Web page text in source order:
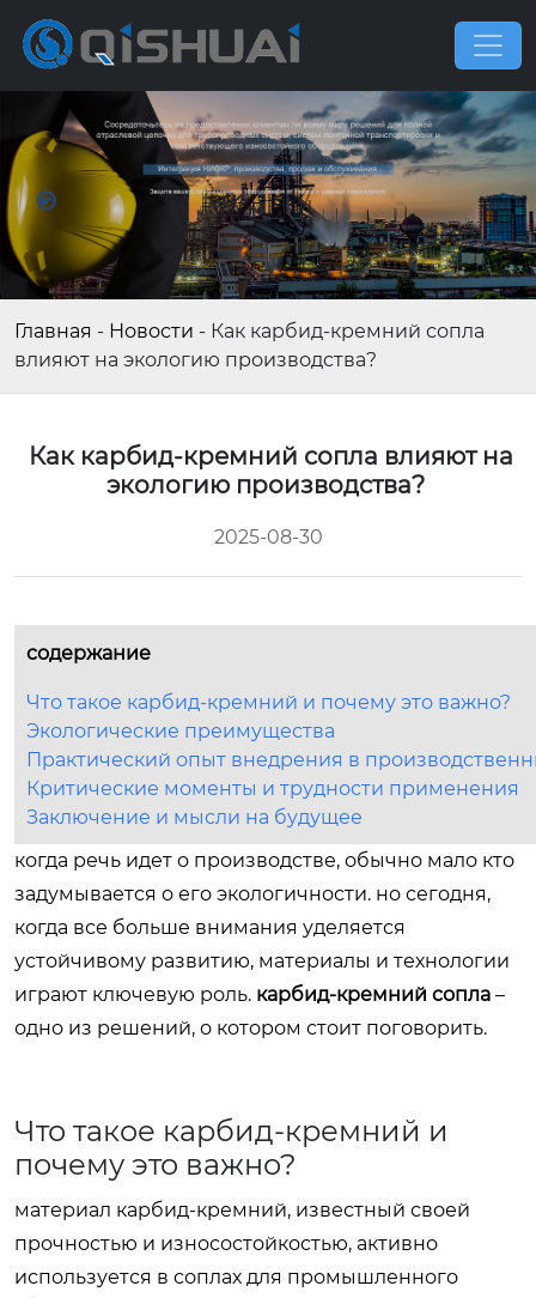
Главная - Новости - Как карбид-кремний сопла
влияют на экологию производства?
Как карбид-кремний сопла влияют на
экологию производства?
2025-08-30
содержание
Что такое карбид-кремний и почему это важно?
Экологические преимущества
Практический опыт внедрения в
Критические моменты и трудности применения
Заключение и мысли на будущее
когда речь идет о производстве, обычно мало кто
задумывается о его экологичности. но сегодня,
когда все больше внимания уделяется
устойчивому развитию, материалы и технологии
играют ключевую роль. карбид-кремний сопла –
одно из решений, о котором стоит поговорить.
Что такое карбид-кремний и
почему это важно?
материал карбид-кремний, известный своей
прочностью и износостойкостью, активно
используется в соплах для промышленного